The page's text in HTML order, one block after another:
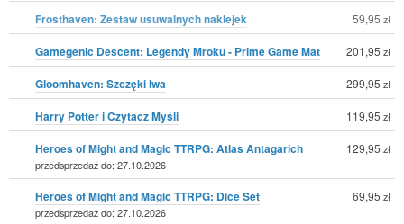
Frosthaven: Zestaw usuwalnych naklejek 59,95 zł
Gamegenic Descent: Legendy Mroku - Prime Game Mat 201,95 zł
Gloomhaven: Szczęki lwa 299,95 zł
Harry Potter i Czytacz Myśli 119,95 zł
Heroes of Might and Magic TTRPG: Atlas Antagarich
przedsprzedaż do: 27.10.2026
129,95 zł
Heroes of Might and Magic TTRPG: Dice Set
przedsprzedaż do: 27.10.2026
69,95 zł